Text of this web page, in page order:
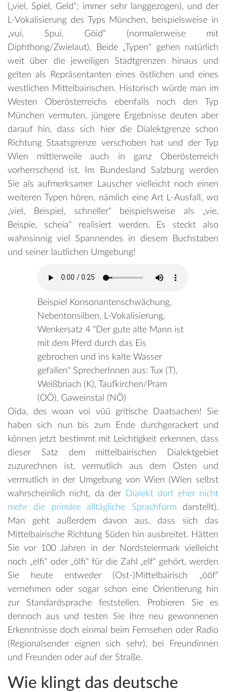
(„viel, Spiel, Geld“; immer sehr langgezogen), und der
L-Vokalisierung des Typs München, beispielsweise in
„vui, Spui, Göid“ (normalerweise mit
Diphthong/Zwielaut). Beide „Typen“ gehen natürlich
weit über die jeweiligen Stadtgrenzen hinaus und
gelten als Repräsentanten eines östlichen und eines
westlichen Mittelbairischen. Historisch würde man im
Westen Oberösterreichs ebenfalls noch den Typ
München vermuten, jüngere Ergebnisse deuten aber
darauf hin, dass sich hier die Dialektgrenze schon
Richtung Staatsgrenze verschoben hat und der Typ
Wien mittlerweile auch in ganz Oberösterreich
vorherrschend ist. Im Bundesland Salzburg werden
Sie als aufmerksamer Lauscher vielleicht noch einen
weiteren Typen hören, nämlich eine Art L-Ausfall, wo
„viel, Beispiel, schneller“ beispielsweise als „vie,
Beispie, scheia“ realisiert werden. Es steckt also
wahnsinnig viel Spannendes in diesem Buchstaben
und seiner lautlichen Umgebung!
Beispiel Konsonantenschwächung,
Nebentonsilben, L-Vokalisierung,
Wenkersatz 4 "Der gute alte Mann ist
mit dem Pferd durch das Eis
gebrochen und ins kalte Wasser
gefallen" SprecherInnen aus: Tux (T),
Weißbriach (K), Taufkirchen/Pram
(OÖ), Gaweinstal (NÖ)
Oida, des woan voi vüü gritische Daatsachen! Sie
haben sich nun bis zum Ende durchgerackert und
können jetzt bestimmt mit Leichtigkeit erkennen, dass
dieser Satz dem mittelbairischen Dialektgebiet
zuzurechnen ist, vermutlich aus dem Osten und
vermutlich in der Umgebung von Wien (Wien selbst
wahrscheinlich nicht, da der
Dialekt dort eher nicht
mehr die primäre alltägliche Sprachform darstellt).
Man geht außerdem davon aus, dass sich das
Mittelbairische Richtung Süden hin ausbreitet. Hätten
Sie vor 100 Jahren in der Nordsteiermark vielleicht
noch „elfi“ oder „ölfi“ für die Zahl „elf“ gehört, werden
Sie heute entweder (Ost-)Mittelbairisch „ööf“
vernehmen oder sogar schon eine Orientierung hin
zur Standardsprache feststellen. Probieren Sie es
dennoch aus und testen Sie Ihre neu gewonnenen
Erkenntnisse doch einmal beim Fernsehen oder Radio
(Regionalsender eignen sich sehr), bei Freundinnen
und Freunden oder auf der Straße.
Wie klingt das deutsche